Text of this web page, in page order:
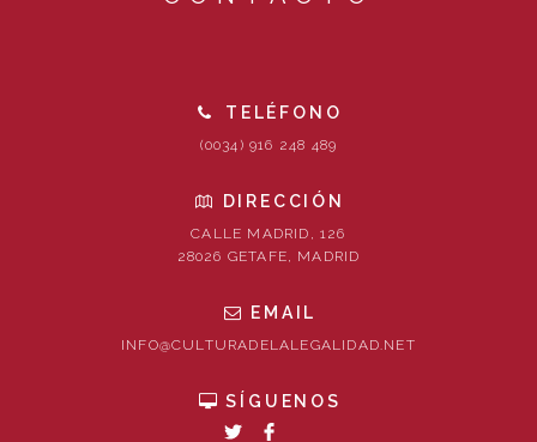
TELÉFONO
(0034) 916 248 489
DIRECCIÓN
CALLE MADRID, 126
28026 GETAFE, MADRID
EMAIL
INFO@CULTURADELALEGALIDAD.NET
SÍGUENOS